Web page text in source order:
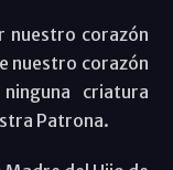
nuestro corazón
nuestro corazón
criatura
Patrona.